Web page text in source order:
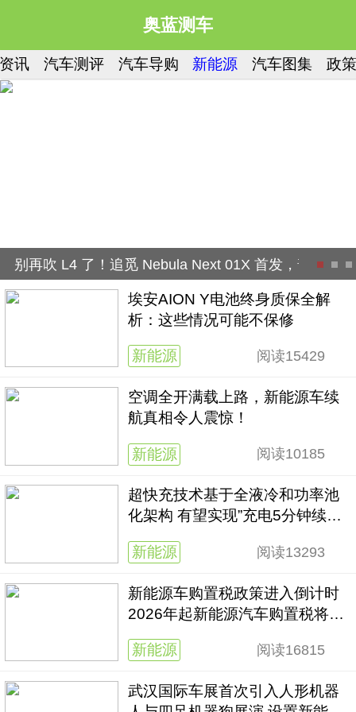
奥蓝测车
讯 汽车测评 汽车导购 新能源 汽车图集 政
别再吹 L4 了！追觅 Nebula Next 01X 首发，普通人
埃安AION Y电池终身质保全解
析：这些情况可能不保修
新能源 阅读15429
空调全开满载上路，新能源车续
航真相令人震惊！
新能源 阅读10185
超快充技术基于全液冷和功率池
化架构 有望实现”充电5分钟续航
新能源
阅读13293
新能源车购置税政策进入倒计时
2026年起新能源汽车购置税将减
新能源
阅读16815
武汉国际车展首次引入人形机器